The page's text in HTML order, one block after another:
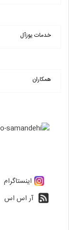
خدمات یوزآل
همکاران
اینستاگرام
آر اس اس